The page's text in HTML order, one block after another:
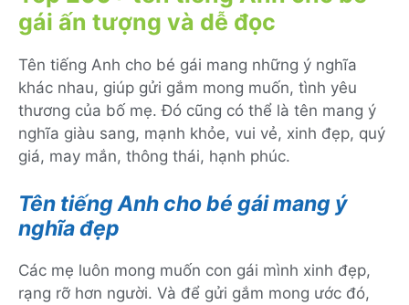
gái ấn tượng và dễ đọc
Tên tiếng Anh cho bé gái mang những ý nghĩa
khác nhau, giúp gửi gắm mong muốn, tình yêu
thương của bố mẹ. Đó cũng có thể là tên mang ý
nghĩa giàu sang, mạnh khỏe, vui vẻ, xinh đẹp, quý
giá, may mắn, thông thái, hạnh phúc.
Tên tiếng Anh cho bé gái mang ý
nghĩa đẹp
Các mẹ luôn mong muốn con gái mình xinh đẹp,
rạng rỡ hơn người. Và để gửi gắm mong ước đó,